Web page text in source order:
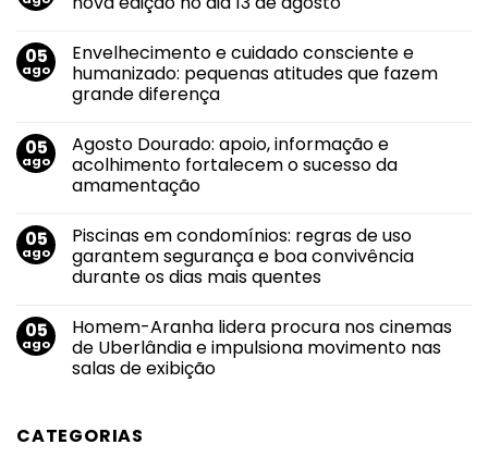
em
Bazar
Solidário
do
Grupo
Pela
Vida
tem
nova
edição
13
de
agosto
05
ago
Envelhecimento e cuidado consciente e
humanizado: pequenas atitudes que fazem
grande diferença
em
Envelhecimento
e
cuidado
humanizado:
pequenas
atitudes
que
fazem
05
ago
Agosto Dourado: apoio, informação e
acolhimento fortalecem o sucesso da
amamentação
em
Agosto
Dourado:
apoio,
acolhimento
fortalecem
o
sucesso
da
05
ago
Piscinas em condomínios: regras de uso
garantem segurança e boa convivência
durante os dias mais quentes
em
Piscinas
em
condomínios:
garantem
segurança
05
ago
Homem-Aranha lidera procura nos cinemas
de Uberlândia e impulsiona movimento nas
salas de exibição
Homem-
Aranha
CATEGORIAS